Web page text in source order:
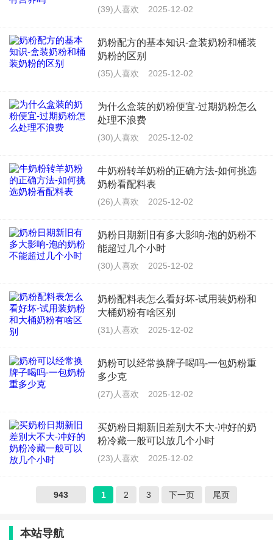
(39)人喜欢 2025-12-02
奶粉配方的基本知识-盒装奶粉和桶装
奶粉的区别
(35)人喜欢 2025-12-02
为什么盒装的奶粉便宜-过期奶粉怎么
处理不浪费
(30)人喜欢 2025-12-02
牛奶粉转羊奶粉的正确方法-如何挑选
奶粉看配料表
(26)人喜欢 2025-12-02
奶粉日期新旧有多大影响-泡的奶粉不
能超过几个小时
(30)人喜欢 2025-12-02
奶粉配料表怎么看好坏-试用装奶粉和
大桶奶粉有啥区别
(31)人喜欢 2025-12-02
奶粉可以经常换牌子喝吗-一包奶粉重
多少克
(27)人喜欢 2025-12-02
买奶粉日期新旧差别大不大-冲好的奶
粉冷藏一般可以放几个小时
(23)人喜欢 2025-12-02
943 1 2 3 下一页 尾页
本站导航